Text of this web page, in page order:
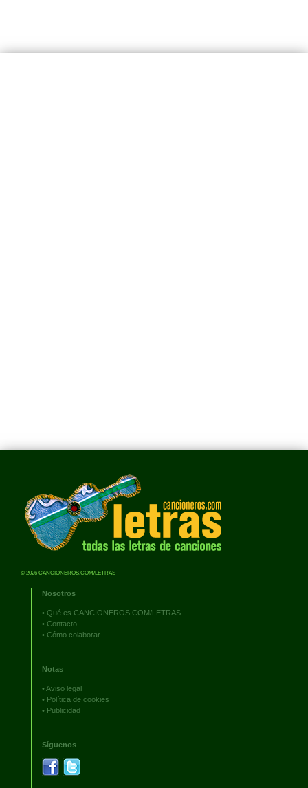
© 2026 CANCIONEROS.COM/LETRAS
Nosotros
• Qué es CANCIONEROS.COM/LETRAS
• Contacto
• Cómo colaborar
Notas
•Aviso legal
• Política de cookies
• Publicidad
Síguenos